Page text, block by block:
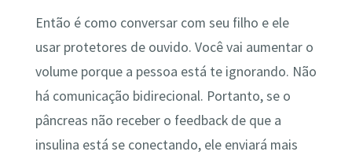
Então é como conversar com seu filho e ele
usar protetores de ouvido. Você vai aumentar o
volume porque a pessoa está te ignorando. Não
há comunicação bidirecional. Portanto, se o
pâncreas não receber o feedback de que a
insulina está se conectando, ele enviará mais